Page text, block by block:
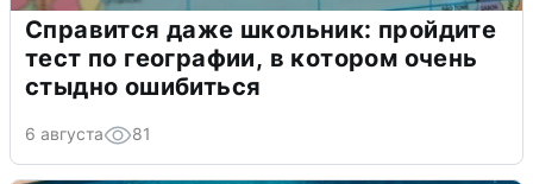
Справится даже школьник: пройдите
тест по географии, в котором очень
стыдно ошибиться
6 августа 81